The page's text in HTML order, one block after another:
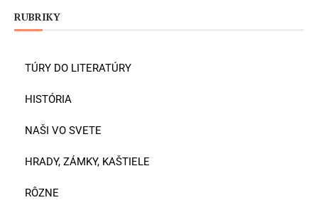
RUBRIKY
TÚRY DO LITERATÚRY
HISTÓRIA
NAŠI VO SVETE
HRADY, ZÁMKY, KAŠTIELE
RÔZNE